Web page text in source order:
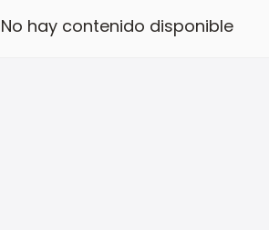
No hay contenido disponible